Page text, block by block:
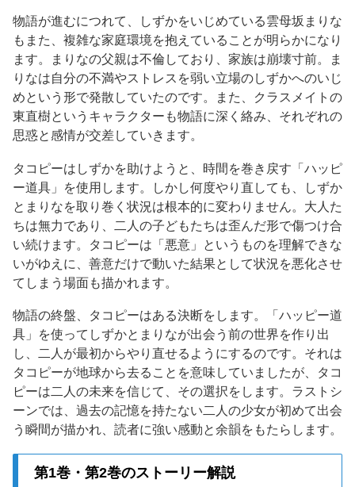
物語が進むにつれて、しずかをいじめている雲母坂まりな
もまた、複雑な家庭環境を抱えていることが明らかになり
ます。まりなの父親は不倫しており、家族は崩壊寸前。ま
りなは自分の不満やストレスを弱い立場のしずかへのいじ
めという形で発散していたのです。また、クラスメイトの
東直樹というキャラクターも物語に深く絡み、それぞれの
思惑と感情が交差していきます。
タコピーはしずかを助けようと、時間を巻き戻す「ハッピ
ー道具」を使用します。しかし何度やり直しても、しずか
とまりなを取り巻く状況は根本的に変わりません。大人た
ちは無力であり、二人の子どもたちは歪んだ形で傷つけ合
い続けます。タコピーは「悪意」というものを理解できな
いがゆえに、善意だけで動いた結果として状況を悪化させ
てしまう場面も描かれます。
物語の終盤、タコピーはある決断をします。「ハッピー道
具」を使ってしずかとまりなが出会う前の世界を作り出
し、二人が最初からやり直せるようにするのです。それは
タコピーが地球から去ることを意味していましたが、タコ
ピーは二人の未来を信じて、その選択をします。ラストシ
ーンでは、過去の記憶を持たない二人の少女が初めて出会
う瞬間が描かれ、読者に強い感動と余韻をもたらします。
第1巻・第2巻のストーリー解説